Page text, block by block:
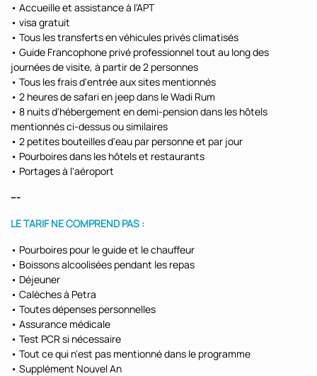
• Accueille et assistance à l'APT
• visa gratuit
• Tous les transferts en véhicules privés climatisés
• Guide Francophone privé professionnel tout au long des
journées de visite, à partir de 2 personnes
• Tous les frais d'entrée aux sites mentionnés
• 2 heures de safari en jeep dans le Wadi Rum
• 8 nuits d'hébergement en demi-pension dans les hôtels
mentionnés ci-dessus ou similaires
• 2 petites bouteilles d'eau par personne et par jour
• Pourboires dans les hôtels et restaurants
• Portages à l'aéroport
---
LE TARIF NE COMPREND PAS :
• Pourboires pour le guide et le chauffeur
• Boissons alcoolisées pendant les repas
• Déjeuner
• Calèches à Petra
• Toutes dépenses personnelles
• Assurance médicale
• Test PCR si nécessaire
• Tout ce qui n'est pas mentionné dans le programme
• Supplément Nouvel An